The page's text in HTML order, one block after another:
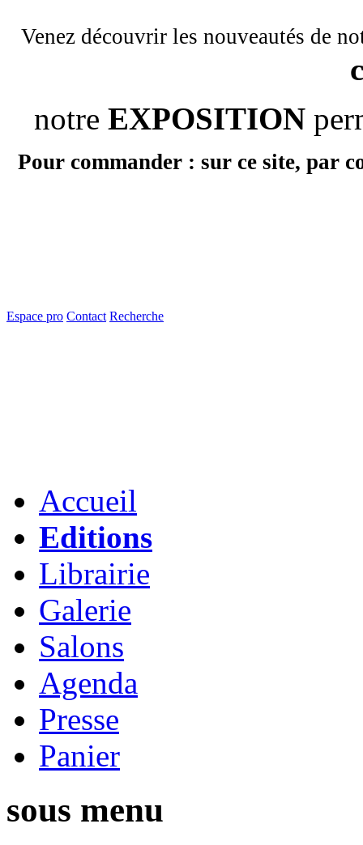
Venez découvrir les nouveautés de
notre EXPOSITION
Pour commander : sur ce site, par
Espace pro Contact Recherche
Accueil
Editions
Librairie
Galerie
Salons
Agenda
Presse
Panier
sous menu